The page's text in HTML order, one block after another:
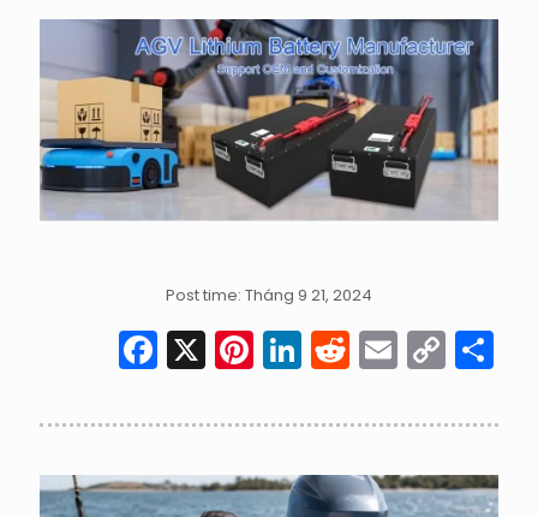
Post time: Tháng 9 21, 2024
Facebook
X Pinterest
LinkedIn
Reddit
Email
Link